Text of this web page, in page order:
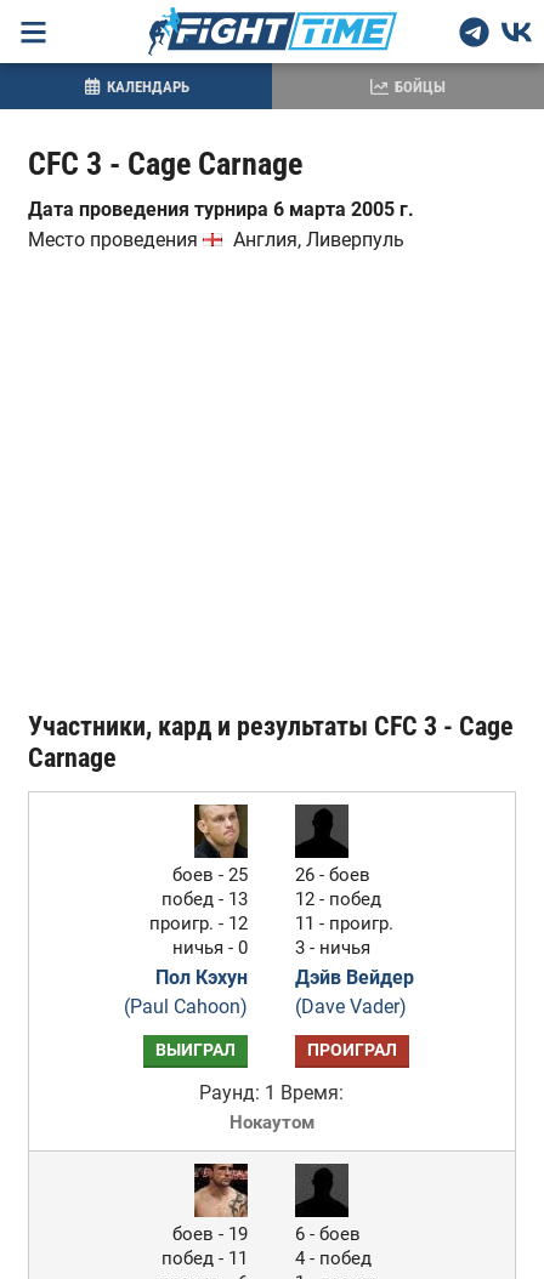
CFC 3 - Cage Carnage
Дата проведения турнира 6 марта 2005 г.
Место проведения
Англия, Ливерпуль
Участники, кард и результаты CFC 3 - Cage
Carnage
боев - 25
побед - 13
проигр. - 12
ничья - 0
Пол Кэхун
(Paul Cahoon)
26 - боев
12 - побед
11 - проигр.
3 - ничья
Дэйв Вейдер
(Dave Vader)
ВЫИГРАЛ ПРОИГРАЛ
Раунд: 1 Время:
Нокаутом
боев - 19
побед - 11
6 - боев
4 - побед
КАЛЕНДАРЬ БОЙЦЫ